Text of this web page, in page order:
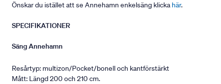
Önskar du istället att se Annehamn enkelsäng klicka här.
SPECIFIKATIONER
Säng Annehamn
Resårtyp: multizon/Pocket/bonell och kantförstärkt
Mått: Längd 200 och 210 cm.